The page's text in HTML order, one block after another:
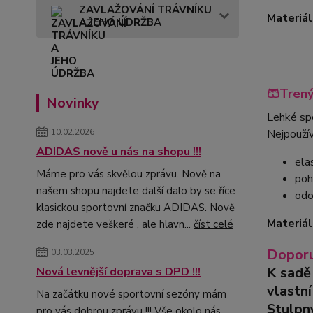
ZAVLAŽOVÁNÍ TRÁVNÍKU
A JEHO ÚDRŽBA
Novinky
10.02.2026
ADIDAS nově u nás na shopu !!!
Máme pro vás skvělou zprávu. Nově na
našem shopu najdete další dalo by se říce
klasickou sportovní značku ADIDAS. Nově
zde najdete veškeré , ale hlavn... číst celé
03.03.2025
Nová levnější doprava s DPD !!!
Na začátku nové sportovní sezóny mám
Lehké
K